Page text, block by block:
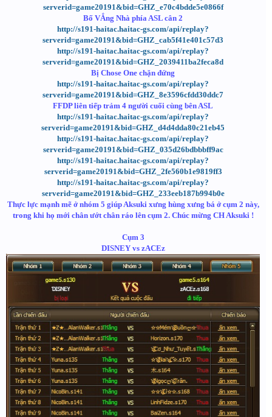
serverid=game20191&bid=GHZ_e70c4bdde5e0866f
Bố VẮng Nhà phía ASL cân 2
http://s191-haitac.haitac-gs.com/api/replay?
serverid=game20191&bid=GHZ_cab5f41e401c57d3
http://s191-haitac.haitac-gs.com/api/replay?
serverid=game20191&bid=GHZ_2039411ba2feca8d
Bị Chose One chặn đứng
http://s191-haitac.haitac-gs.com/api/replay?
serverid=game20191&bid=GHZ_8e3596cfdd30ddc7
FFDP liên tiếp trảm 4 người cuối cùng bên ASL
http://s191-haitac.haitac-gs.com/api/replay?
serverid=game20191&bid=GHZ_d4d4dda80c21eb45
http://s191-haitac.haitac-gs.com/api/replay?
serverid=game20191&bid=GHZ_035d26bdbbbff9ac
http://s191-haitac.haitac-gs.com/api/replay?
serverid=game20191&bid=GHZ_2fe560b1e9819ff3
http://s191-haitac.haitac-gs.com/api/replay?
serverid=game20191&bid=GHZ_233eeb187b994b0e
Thực lực mạnh mẽ ở nhóm 5 giúp Aksuki xưng hùng xưng bá ở cụm 2 này,
trong khi họ mới chân ướt chân ráo lên cụm 2. Chúc mừng CH Aksuki !
Cụm 3
DISNEY vs zACEz